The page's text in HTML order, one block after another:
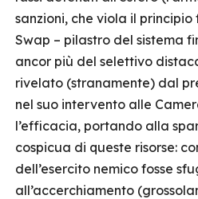
sanzioni, che viola il
Swap – pilastro del sistema
ancor più del selettivo
rivelato (stranamente) dal
nel suo intervento alle
l’efficacia, portando alla
cospicua di queste risorse:
dell’esercito nemico fosse
all’accerchiamento